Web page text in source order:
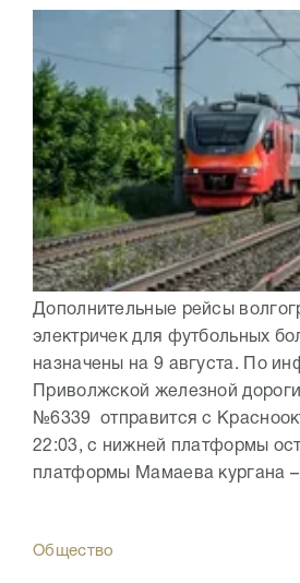
Дополнительные рейсы
электричек для футбольных
назначены на 9 августа. По
Приволжской железной
№6339 отправится с
22:03, с нижней платформы
платформы Мамаева кургана
Общество